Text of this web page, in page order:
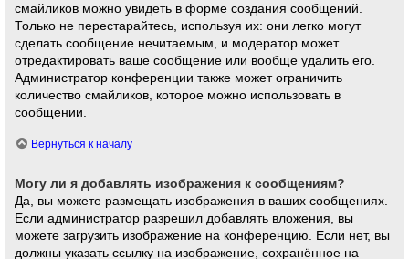
смайликов можно увидеть в форме создания сообщений.
Только не перестарайтесь, используя их: они легко могут
сделать сообщение нечитаемым, и модератор может
отредактировать ваше сообщение или вообще удалить его.
Администратор конференции также может ограничить
количество смайликов, которое можно использовать в
сообщении.
Вернуться к началу
Могу ли я добавлять изображения к сообщениям?
Да, вы можете размещать изображения в ваших сообщениях.
Если администратор разрешил добавлять вложения, вы
можете загрузить изображение на конференцию. Если нет, вы
должны указать ссылку на изображение, сохранённое на